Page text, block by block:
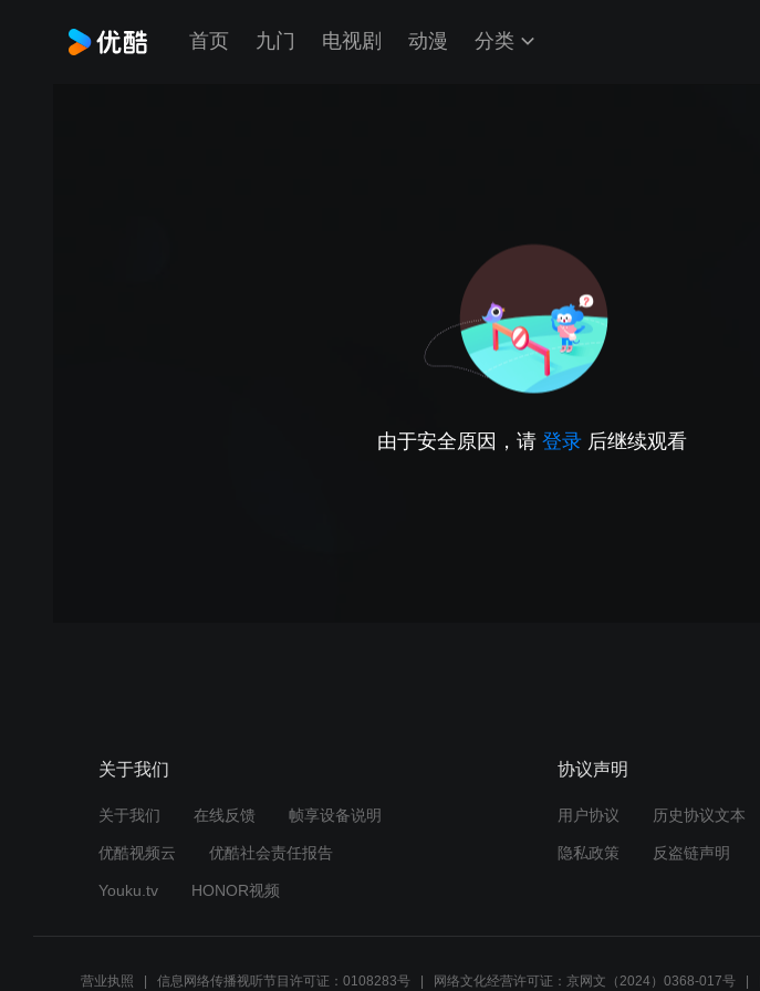
首页 九门 电视剧 动漫 分类
由于安全原因，请 登录 后继续观看
关于我们
关于我们 在线反馈 帧享设备说明
优酷视频云 优酷社会责任报告
Youku.tv HONOR视频
协议声明
用户协议 历史协议文本
隐私政策 反盗链声明
营业执照 信息网络传播视听节目许可证：0108283号 网络文化经营许可证：京网文（2024）0368-017号